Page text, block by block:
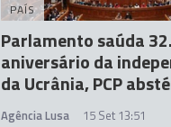
PAÍS
Parlamento saúda
aniversário da
da Ucrânia, PCP
Agência Lusa 15 Set 13:51